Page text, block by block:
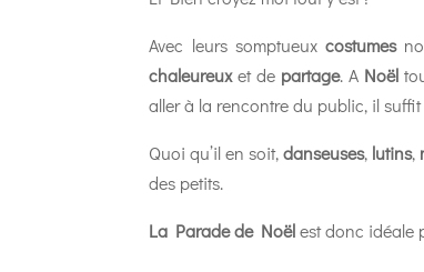
Avec leurs somptueux costumes
chaleureuxet de partage. A Noël
aller à la rencontre du public, il
Quoi qu’il en soit,danseuses, lutins,
des petits.
La Parade de Noëlest donc idéale